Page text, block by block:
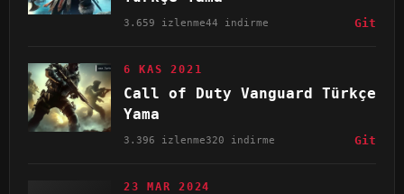
3.659 izlenme44 indirme Git
6 KAS 2021
Call of Duty Vanguard Türkçe
Yama
3.396 izlenme320 indirme Git
23 MAR 2024